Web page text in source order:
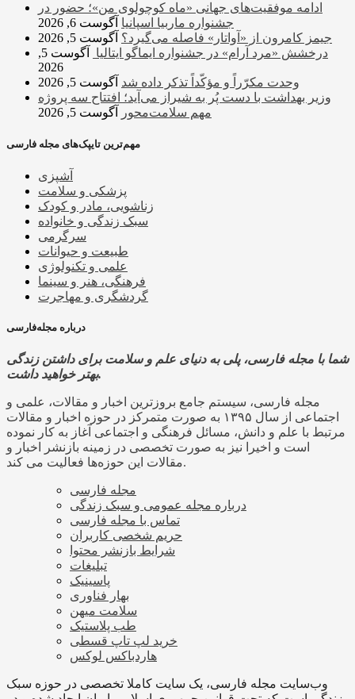
ادامه موفقیت‌های جهانی «ماه کوچولوی من»؛ حضور در
جشنواره ماربیا اسپانیا آگوست 6, 2026
جیمز کامرون از «آواتار» فاصله می‌گیرد؟ آگوست 5, 2026
درخشش «مرد آرام» در جشنواره ایماگو ایتالیا
آگوست 5,
2026
وحدت مکرّراً و مؤکّداً تذکر داده شد آگوست 5, 2026
وزیر بهداشت با دست پُر به شیراز می‌آید؛ افتتاح سه پروژه
مهم سلامت‌محور
آگوست 5, 2026
مهم‌ترین تایپک‌های مجله فارسی
آشپزی
پزشکی و سلامت
زناشویی، مادر و کودک
سبک زندگی و خانواده
سرگرمی
طبیعت و حیوانات
علمی و تکنولوژی
فرهنگی، هنر و سینما
گردشگری و مهاجرت
درباره مجله‌فارسی
شما با مجله فارسی، پلی به دنیای علم و سلامت برای داشتن زندگی
بهتر خواهید داشت.
مجله فارسی، سیستم جامع بروزترین اخبار و مقالات، علمی و
اجتماعی از سال ۱۳۹۵ به صورت متمرکز در حوزه اخبار و مقالات
مرتبط با علم و دانش، مسائل فرهنگی و اجتماعی آغاز به کار نموده
است و اخیرا نیز به صورت تخصصی در زمینه بازنشر اخبار و
مقالات این حوزه‌ها فعالیت می کند.
مجله فارسی
درباره مجله عمومی و سبک زندگی
تماس با مجله فارسی
حریم شخصی کاربران
شرایط بازنشر محتوا
تبلیغات
پاسینیک
بهار فناوری
سلامت میهن
طب پلاستیک
خرید لپ تاپ قسطی
هاردباکس لوکس
وب‌سایت مجله فارسی، یک سایت کاملا تخصصی در حوزه سبک